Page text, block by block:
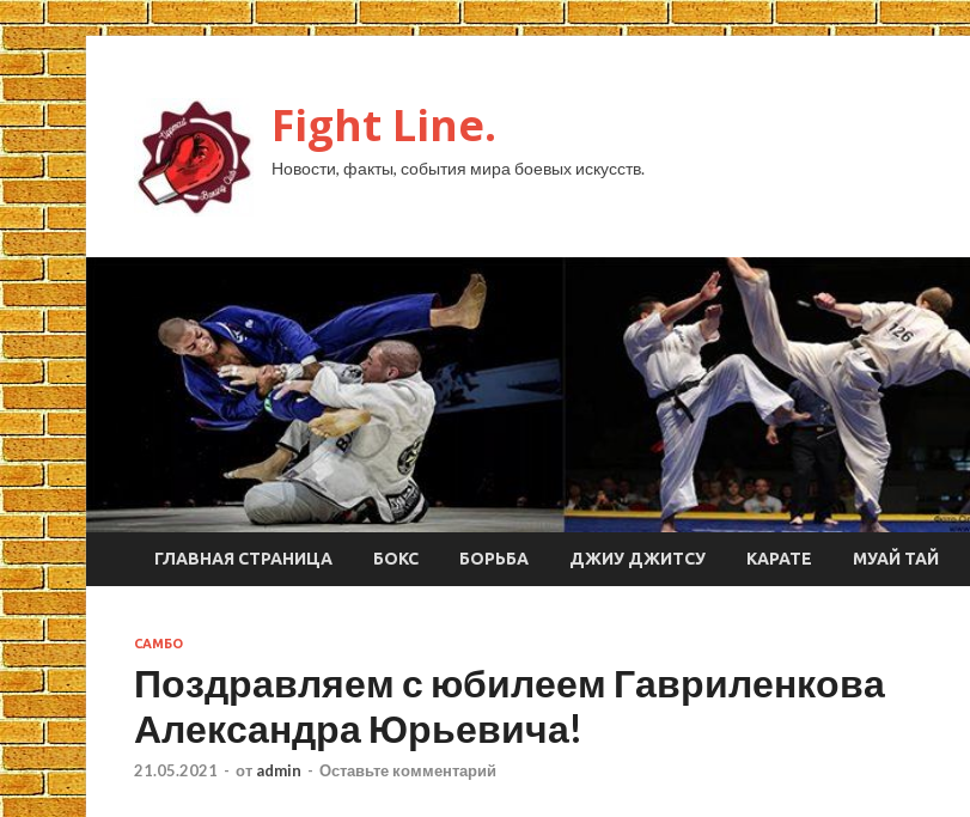
Fight Line.
Новости, факты, события мира боевых искусств.
ГЛАВНАЯ СТРАНИЦА БОКС БОРЬБА ДЖИУ ДЖИТСУ КАРАТЕ МУАЙ ТАЙ
САМБО
Поздравляем с юбилеем Гавриленкова
Александра Юрьевича!
21.05.2021 - от admin - Оставьте комментарий